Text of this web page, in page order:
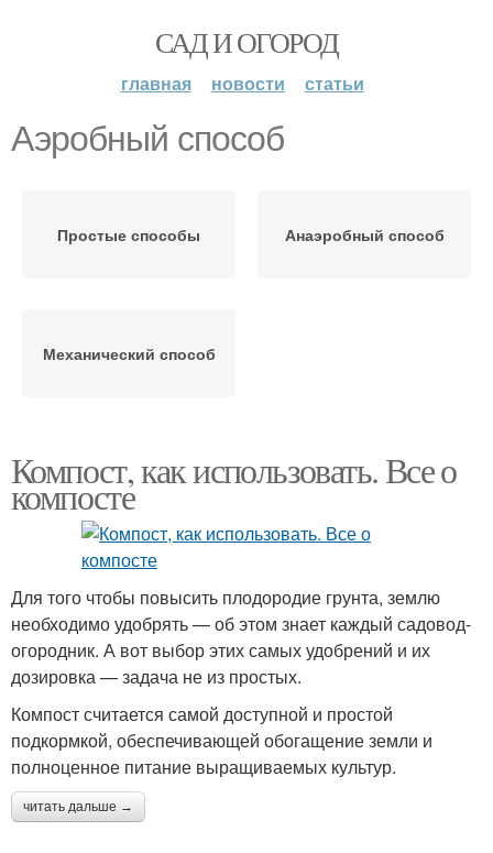
САД И ОГОРОД
главная новости статьи
Аэробный способ
Простые способы Анаэробный способ
Механический способ
Компост, как использовать. Все о
компосте
Для того чтобы повысить плодородие грунта, землю
необходимо удобрять — об этом знает каждый садовод-
огородник. А вот выбор этих самых удобрений и их
дозировка — задача не из простых.
Компост считается самой доступной и простой
подкормкой, обеспечивающей обогащение земли и
полноценное питание выращиваемых культур.
читать дальше →